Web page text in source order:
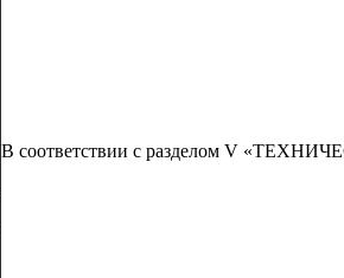
В соответствии с разделом V